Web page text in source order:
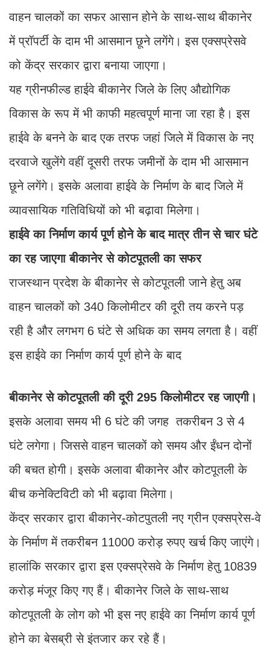
वाहन चालकों का सफर आसान होने के साथ-साथ बीकानेर
में प्रॉपर्टी के दाम भी आसमान छूने लगेंगे। इस एक्सप्रेसवे
को केंद्र सरकार द्वारा बनाया जाएगा।
यह ग्रीनफील्ड हाईवे बीकानेर जिले के लिए औद्योगिक
विकास के रूप में भी काफी महत्वपूर्ण माना जा रहा है। इस
हाईवे के बनने के बाद एक तरफ जहां जिले में विकास के नए
दरवाजे खुलेंगे वहीं दूसरी तरफ जमीनों के दाम भी आसमान
छूने लगेंगे। इसके अलावा हाईवे के निर्माण के बाद जिले में
व्यावसायिक गतिविधियों को भी बढ़ावा मिलेगा।
हाईवे का निर्माण कार्य पूर्ण होने के बाद मात्र तीन से चार घंटे
का रह जाएगा बीकानेर से कोटपूतली का सफर
राजस्थान प्रदेश के बीकानेर से कोटपूतली जाने हेतु अब
वाहन चालकों को 340 किलोमीटर की दूरी तय करने पड़
रही है और लगभग 6 घंटे से अधिक का समय लगता है। वहीं
इस हाईवे का निर्माण कार्य पूर्ण होने के बाद
बीकानेर से कोटपूतली की दूरी 295 किलोमीटर रह जाएगी।
इसके अलावा समय भी 6 घंटे की जगह तकरीबन 3 से 4
घंटे लगेगा। जिससे वाहन चालकों को समय और ईंधन दोनों
की बचत होगी। इसके अलावा बीकानेर और कोटपूतली के
बीच कनेक्टिविटी को भी बढ़ावा मिलेगा।
केंद्र सरकार द्वारा बीकानेर-कोटपुतली नए ग्रीन एक्सप्रेस-वे
के निर्माण में तकरीबन 11000 करोड़ रुपए खर्च किए जाएंगे।
हालांकि सरकार द्वारा इस एक्सप्रेसवे के निर्माण हेतु 10839
करोड़ मंजूर किए गए हैं। बीकानेर जिले के साथ-साथ
कोटपूतली के लोग को भी इस नए हाईवे का निर्माण कार्य पूर्ण
होने का बेसब्री से इंतजार कर रहे हैं।